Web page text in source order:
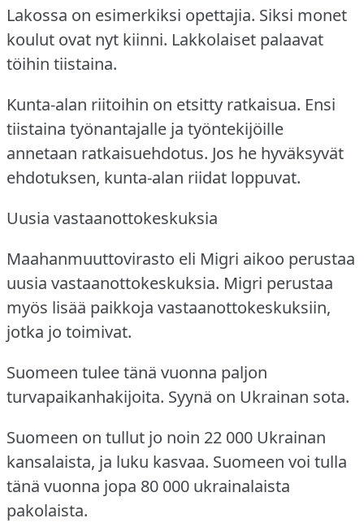
Lakossa on esimerkiksi opettajia. Siksi monet
koulut ovat nyt kiinni. Lakkolaiset palaavat
töihin tiistaina.
Kunta-alan riitoihin on etsitty ratkaisua. Ensi
tiistaina työnantajalle ja työntekijöille
annetaan ratkaisuehdotus. Jos he hyväksyvät
ehdotuksen, kunta-alan riidat loppuvat.
Uusia vastaanottokeskuksia
Maahanmuuttovirasto eli Migri aikoo perustaa
uusia vastaanottokeskuksia. Migri perustaa
myös lisää paikkoja vastaanottokeskuksiin,
jotka jo toimivat.
Suomeen tulee tänä vuonna paljon
turvapaikanhakijoita. Syynä on Ukrainan sota.
Suomeen on tullut jo noin 22 000 Ukrainan
kansalaista, ja luku kasvaa. Suomeen voi tulla
tänä vuonna jopa 80 000 ukrainalaista
pakolaista.